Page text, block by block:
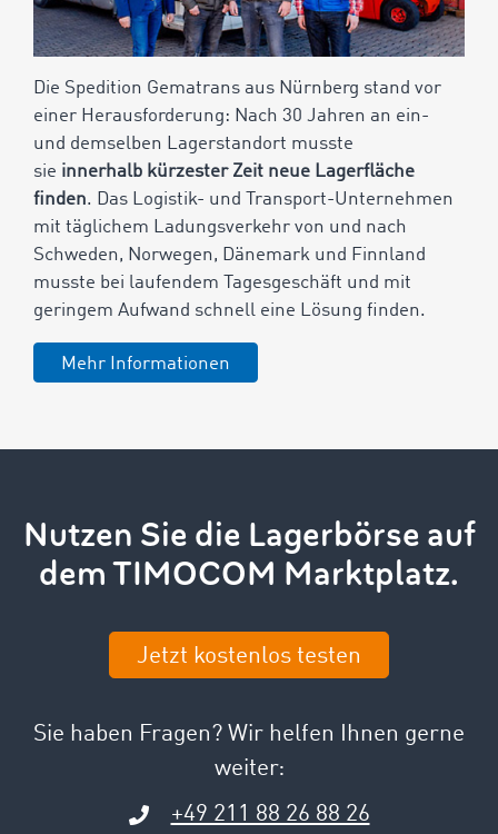
Die Spedition Gematrans aus Nürnberg stand vor
einer Herausforderung: Nach 30 Jahren an ein-
und demselben Lagerstandort musste
sie innerhalb kürzester Zeit neue Lagerfläche
finden. Das Logistik- und Transport-Unternehmen
mit täglichem Ladungsverkehr von und nach
Schweden, Norwegen, Dänemark und Finnland
musste bei laufendem Tagesgeschäft und mit
geringem Aufwand schnell eine Lösung finden.
Mehr Informationen
Nutzen Sie die Lagerbörse auf
dem TIMOCOM Marktplatz.
Jetzt kostenlos testen
Sie haben Fragen? Wir helfen Ihnen gerne
weiter:
+49 211 88 26 88 26